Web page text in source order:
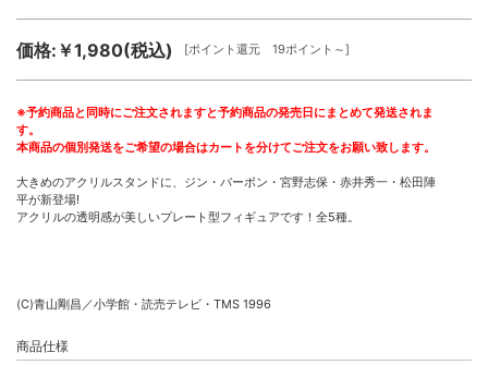
価格:￥1,980(税込) [ポイント還元 19ポイント～]
※予約商品と同時にご注文されますと予約商品の発売日にまとめて発送されま
す。
本商品の個別発送をご希望の場合はカートを分けてご注文をお願い致します。
大きめのアクリルスタンドに、ジン・バーボン・宮野志保・赤井秀一・松田陣
平が新登場!
アクリルの透明感が美しいプレート型フィギュアです！全5種。
(C)青山剛昌／小学館・読売テレビ・TMS 1996
商品仕様